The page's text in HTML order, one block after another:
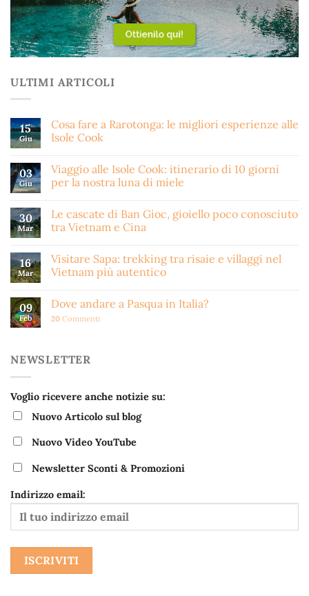
ULTIMI ARTICOLI
15
Giu
Cosa fare a Rarotonga: le migliori esperienze alle
Isole Cook
03
Giu
Viaggio alle Isole Cook: itinerario di 10 giorni
per la nostra luna di miele
30
Mar
Le cascate di Ban Gioc, gioiello poco conosciuto
tra Vietnam e Cina
16
Mar
Visitare Sapa: trekking tra risaie e villaggi nel
Vietnam più autentico
09
Feb
Dove andare a Pasqua in Italia?
20 Commenti
NEWSLETTER
Voglio ricevere anche notizie su:
Nuovo Articolo sul blog
Nuovo Video YouTube
Newsletter Sconti & Promozioni
Indirizzo email: